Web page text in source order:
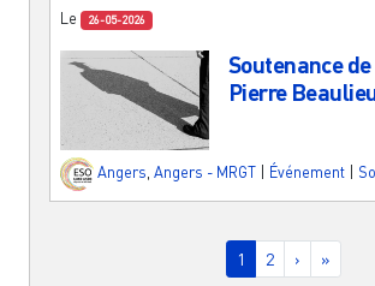
Le 26-05-2026
Soutenance
Pierre
Angers, Angers - MRGT Événement
Page courante
1 Page
2 Page
› »